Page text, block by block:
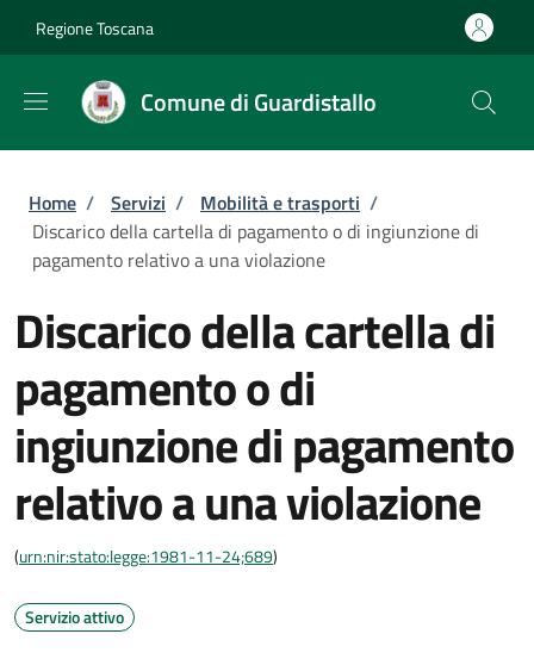
Regione Toscana
Comune di Guardistallo
Briciole di pane
Home / Servizi / Mobilità e trasporti /
Discarico della cartella di pagamento o di ingiunzione di
pagamento relativo a una violazione
Discarico della cartella di
pagamento o di
ingiunzione di pagamento
relativo a una violazione
(urn:nir:stato:legge:1981-11-24;689)
Servizio attivo